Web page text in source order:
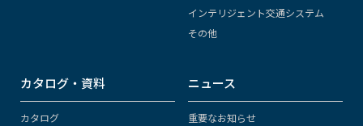
インテリジェント交通システム
その他
カタログ・資料
カタログ
ニュース
重要なお知らせ